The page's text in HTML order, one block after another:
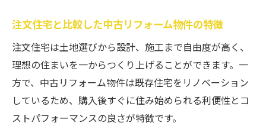
注文住宅と比較した中古リフォーム物件の特徴
注文住宅は土地選びから設計、施工まで自由度が高く、
理想の住まいを一からつくり上げることができます。一
方で、中古リフォーム物件は既存住宅をリノベーション
しているため、購入後すぐに住み始められる利便性とコ
ストパフォーマンスの良さが特徴です。